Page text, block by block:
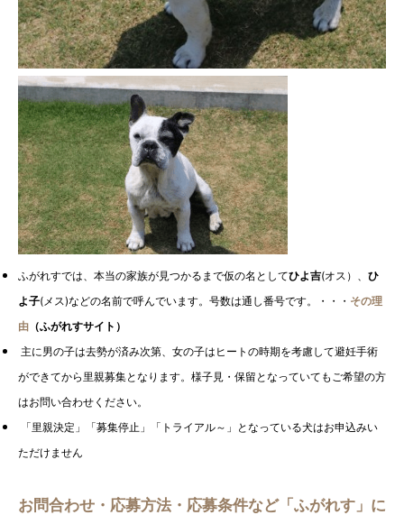
ふがれすでは、 本当の家族が見つかるまで仮の名としてひよ吉(オス）、 ひ
よ子(メス)などの名前で呼んでいます。号数は通し番号です。・・・ その理
由 （ふがれすサイト）
主に男の子は去勢が済み次第、女の子はヒートの時期を考慮して避妊手術
ができてから里親募集となります。様子見・保留となっていてもご希望の方
はお問い合わせください。
「里親決定」「募集停止」「トライアル～」となっている犬はお申込みい
ただけません
お問合わせ・応募方法・応募条件など「ふがれす」に